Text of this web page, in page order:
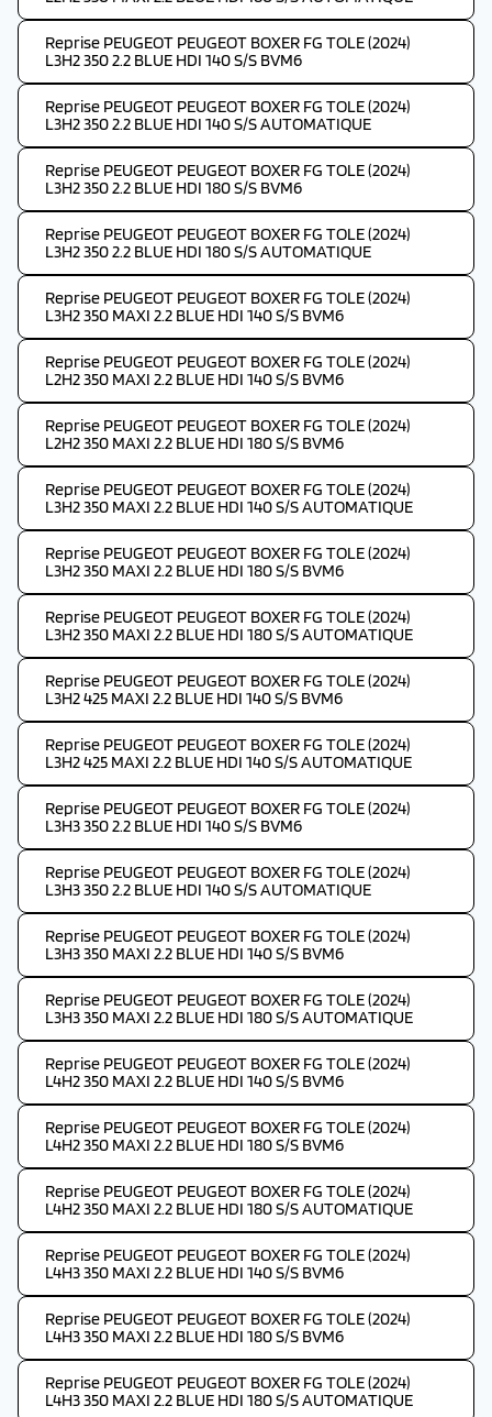
Reprise PEUGEOT PEUGEOT BOXER FG TOLE (2024)
L3H2 350 2.2 BLUE HDI 140 S/S BVM6
Reprise PEUGEOT PEUGEOT BOXER FG TOLE (2024)
L3H2 350 2.2 BLUE HDI 140 S/S AUTOMATIQUE
Reprise PEUGEOT PEUGEOT BOXER FG TOLE (2024)
L3H2 350 2.2 BLUE HDI 180 S/S BVM6
Reprise PEUGEOT PEUGEOT BOXER FG TOLE (2024)
L3H2 350 2.2 BLUE HDI 180 S/S AUTOMATIQUE
Reprise PEUGEOT PEUGEOT BOXER FG TOLE (2024)
L3H2 350 MAXI 2.2 BLUE HDI 140 S/S BVM6
Reprise PEUGEOT PEUGEOT BOXER FG TOLE (2024)
L2H2 350 MAXI 2.2 BLUE HDI 140 S/S BVM6
Reprise PEUGEOT PEUGEOT BOXER FG TOLE (2024)
L2H2 350 MAXI 2.2 BLUE HDI 180 S/S BVM6
Reprise PEUGEOT PEUGEOT BOXER FG TOLE (2024)
L3H2 350 MAXI 2.2 BLUE HDI 140 S/S AUTOMATIQUE
Reprise PEUGEOT PEUGEOT BOXER FG TOLE (2024)
L3H2 350 MAXI 2.2 BLUE HDI 180 S/S BVM6
Reprise PEUGEOT PEUGEOT BOXER FG TOLE (2024)
L3H2 350 MAXI 2.2 BLUE HDI 180 S/S AUTOMATIQUE
Reprise PEUGEOT PEUGEOT BOXER FG TOLE (2024)
L3H2 425 MAXI 2.2 BLUE HDI 140 S/S BVM6
Reprise PEUGEOT PEUGEOT BOXER FG TOLE (2024)
L3H2 425 MAXI 2.2 BLUE HDI 140 S/S AUTOMATIQUE
Reprise PEUGEOT PEUGEOT BOXER FG TOLE (2024)
L3H3 350 2.2 BLUE HDI 140 S/S BVM6
Reprise PEUGEOT PEUGEOT BOXER FG TOLE (2024)
L3H3 350 2.2 BLUE HDI 140 S/S AUTOMATIQUE
Reprise PEUGEOT PEUGEOT BOXER FG TOLE (2024)
L3H3 350 MAXI 2.2 BLUE HDI 140 S/S BVM6
Reprise PEUGEOT PEUGEOT BOXER FG TOLE (2024)
L3H3 350 MAXI 2.2 BLUE HDI 180 S/S AUTOMATIQUE
Reprise PEUGEOT PEUGEOT BOXER FG TOLE (2024)
L4H2 350 MAXI 2.2 BLUE HDI 140 S/S BVM6
Reprise PEUGEOT PEUGEOT BOXER FG TOLE (2024)
L4H2 350 MAXI 2.2 BLUE HDI 180 S/S BVM6
Reprise PEUGEOT PEUGEOT BOXER FG TOLE (2024)
L4H2 350 MAXI 2.2 BLUE HDI 180 S/S AUTOMATIQUE
Reprise PEUGEOT PEUGEOT BOXER FG TOLE (2024)
L4H3 350 MAXI 2.2 BLUE HDI 140 S/S BVM6
Reprise PEUGEOT PEUGEOT BOXER FG TOLE (2024)
L4H3 350 MAXI 2.2 BLUE HDI 180 S/S BVM6
Reprise PEUGEOT PEUGEOT BOXER FG TOLE (2024)
L4H3 350 MAXI 2.2 BLUE HDI 180 S/S AUTOMATIQUE